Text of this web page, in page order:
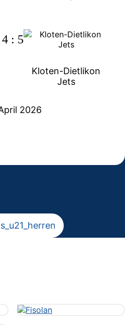
4 : 5
Kloten-Dietlikon
Jets
2026